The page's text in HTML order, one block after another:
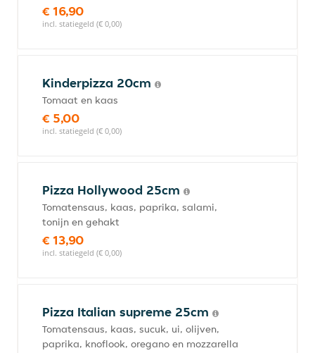
€ 16,90
incl. statiegeld (€ 0,00)
Kinderpizza 20cm
Tomaat en kaas
€ 5,00
incl. statiegeld (€ 0,00)
Pizza Hollywood 25cm
Tomatensaus, kaas, paprika, salami,
tonijn en gehakt
€ 13,90
incl. statiegeld (€ 0,00)
Pizza Italian supreme 25cm
Tomatensaus, kaas, sucuk, ui, olijven,
paprika, knoflook, oregano en mozzarella